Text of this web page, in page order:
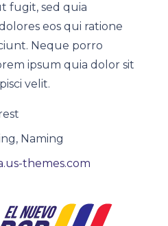
fugit, sed quia
eos qui ratione
Neque porro
ipsum quia dolor sit
velit.
Naming
themes.com